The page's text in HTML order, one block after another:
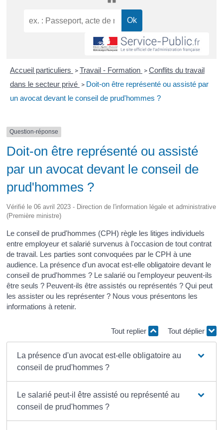
Accueil particuliers > Travail - Formation > Conflits du travail
dans le secteur privé > Doit-on être représenté ou assisté par
un avocat devant le conseil de prud'hommes ?
Question-réponse
Doit-on être représenté ou assisté
par un avocat devant le conseil de
prud'hommes ?
Vérifié le 06 avril 2023 - Direction de l'information légale et administrative
(Première ministre)
Le conseil de prud'hommes (CPH) règle les litiges individuels
entre employeur et salarié survenus à l'occasion de tout contrat
de travail. Les parties sont convoquées par le CPH à une
audience. La présence d'un avocat est-elle obligatoire devant le
conseil de prud'hommes ? Le salarié ou l'employeur peuvent-ils
être seuls ? Peuvent-ils être assistés ou représentés ? Qui peut
les assister ou les représenter ? Nous vous présentons les
informations à retenir.
Tout replier Tout déplier
La présence d'un avocat est-elle obligatoire au
conseil de prud'hommes ?
Le salarié peut-il être assisté ou représenté au
conseil de prud'hommes ?